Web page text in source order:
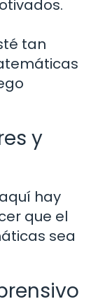
tan
y
hay
que el
sea